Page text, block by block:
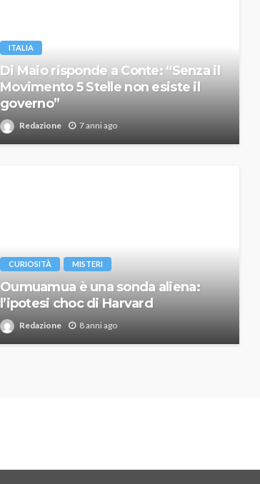
ITALIA
Di Maio risponde a Conte: “Senza il
Movimento 5 Stelle non esiste il
governo”
Redazione 7 anni ago
CURIOSITÀ MISTERI
Oumuamua è una sonda aliena:
l’ipotesi choc di Harvard
Redazione 8 anni ago